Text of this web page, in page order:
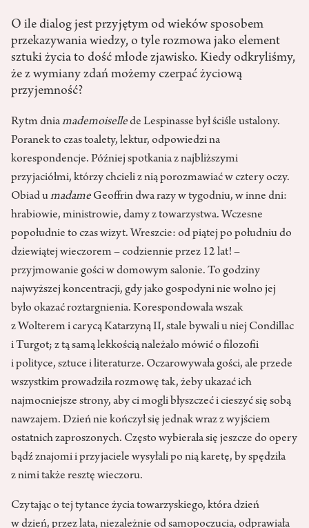
O ile dialog jest przyjętym od wieków sposobem
przekazywania wiedzy, o tyle rozmowa jako element
sztuki życia to dość młode zjawisko. Kiedy odkryliśmy,
że z wymiany zdań możemy czerpać życiową
przyjemność?
Rytm dniamademoisellede Lespinasse był ściśle ustalony.
Poranek to czas toalety, lektur, odpowiedzi na
korespondencje. Później spotkania z najbliższymi
przyjaciółmi, którzy chcieli z nią porozmawiać w cztery oczy.
Obiad umadame Geoffrin dwa razy w tygodniu, w inne dni:
hrabiowie, ministrowie, damy z towarzystwa. Wczesne
popołudnie to czas wizyt. Wreszcie: od piątej po południu do
dziewiątej wieczorem – codziennie przez 12 lat! –
przyjmowanie gości w domowym salonie. To godziny
najwyższej koncentracji, gdy jako gospodyni nie wolno jej
było okazać roztargnienia. Korespondowała wszak
z Wolterem i carycą Katarzyną II, stale bywali u niej Condillac
i Turgot; z tą samą lekkością należało mówić o filozofii
i polityce, sztuce i literaturze. Oczarowywała gości, ale przede
wszystkim prowadziła rozmowę tak, żeby ukazać ich
najmocniejsze strony, aby ci mogli błyszczeć i cieszyć się sobą
nawzajem. Dzień nie kończył się jednak wraz z wyjściem
ostatnich zaproszonych. Często wybierała się jeszcze do opery
bądź znajomi i przyjaciele wysyłali po nią karetę, by spędziła
z nimi także resztę wieczoru.
Czytając o tej tytance życia towarzyskiego, która dzień
w dzień, przez lata, niezależnie od samopoczucia, odprawiała